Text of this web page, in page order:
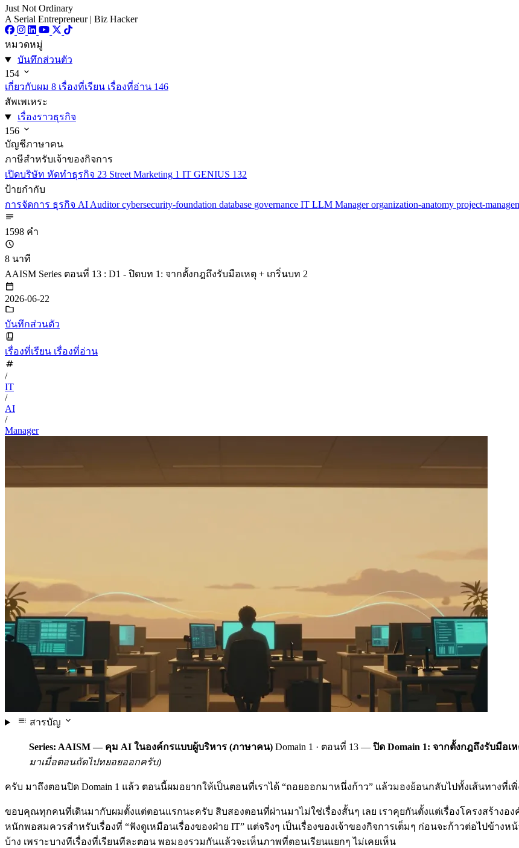
Just Not Ordinary
A Serial Entrepreneur | Biz Hacker
หมวดหมู่
บันทึกส่วนตัว
154
เกี่ยวกับผม 8 เรื่องที่เรียน เรื่องที่อ่าน 146
สัพเพเหระ
เรื่องราวธุรกิจ
156
บัญชีภาษาคน
ภาษีสำหรับเจ้าของกิจการ
เปิดบริษัท หัดทำธุรกิจ 23 Street Marketing 1 IT GENIUS 132
ป้ายกำกับ
การจัดการ ธุรกิจ AI Auditorcybersecurity-foundation database governance IT LLM Managerorganization-anatomy project-
1598 คำ
8 นาที
AAISM Series ตอนที่ 13 : D1 - ปิดบท 1: จากตั้งกฎถึงรับมือเหตุ + เกริ่นบท 2
2026-06-22
บันทึกส่วนตัว
เรื่องที่เรียน เรื่องที่อ่าน
/
IT
/
AI
/
Manager
สารบัญ
Series: AAISM — คุม AI ในองค์กรแบบผู้บริหาร (ภาษาคน) Domain 1 · ตอนที่ 13 — ปิด Domain 1: จากตั้งกฎถึงรับมือเห
มาเมื่อตอนถัดไปทยอยออกครับ)
ครับ มาถึงตอนปิด Domain 1 แล้ว ตอนนี้ผมอยากให้เป็นตอนที่เราได้ “ถอยออกมาหนึ่งก้าว” แล้วมองย้อนกลับไปทั้งเส้นทางที่เ
ขอบคุณทุกคนที่เดินมากับผมตั้งแต่ตอนแรกนะครับ สิบสองตอนที่ผ่านมาไม่ใช่เรื่องสั้นๆ เลย เราคุยกันตั้งแต่เรื่องโครงสร้างอ
หนักพอสมควรสำหรับเรื่องที่ “ฟังดูเหมือนเรื่องของฝ่าย IT” แต่จริงๆ เป็นเรื่องของเจ้าของกิจการเต็มๆ ก่อนจะก้าวต่อไปข้า
บ้าง เพราะบางทีเรื่องที่เรียนทีละตอน พอมองรวมกันแล้วจะเห็นภาพที่ตอนเรียนแยกๆ ไม่เคยเห็น